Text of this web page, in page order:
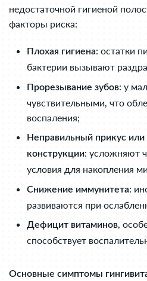
недостаточной гигиеной
факторы риска:
Плохая гигиена: остатки
бактерии вызывают
Прорезывание зубов: у
чувствительными, что
воспаления;
Неправильный прикус
конструкции: усложняют
условия для накопления
Снижение иммунитета:
развиваются при
Дефицит витаминов,
способствует
Основные симптомы